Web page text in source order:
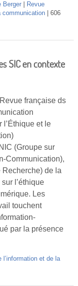
Berger
Revue
communication
606
SIC en contexte
française ds
l’Éthique et le
(Groupe sur
Communication),
Recherche) de la
l’éthique
Les
touchent
par la présence
et de la